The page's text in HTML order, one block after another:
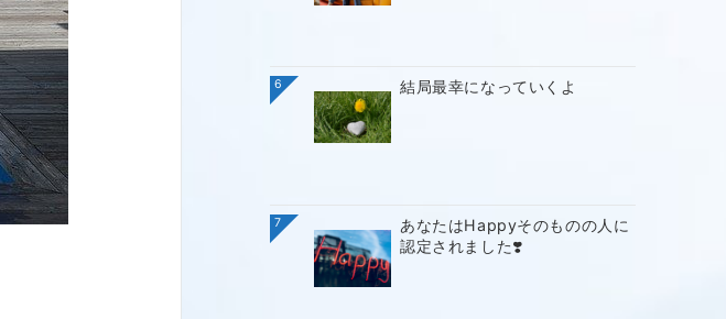
6 結局最幸になっていくよ
7
あなたはHappyそのものの人に
認定されました❣️